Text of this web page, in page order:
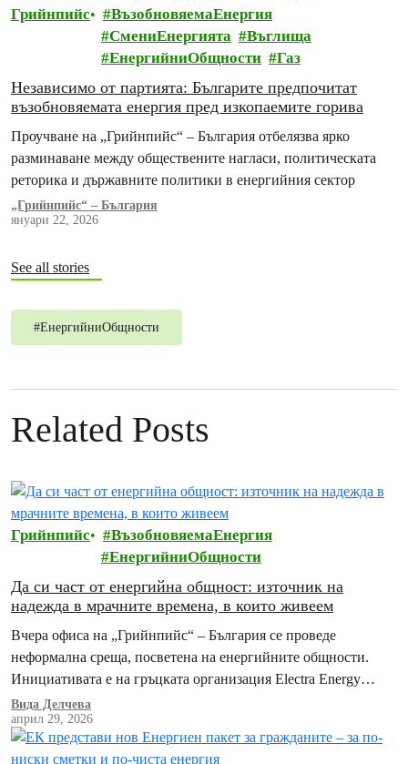
Грийнпийс
ВъзобновяемаЕнергия
СмениЕнергията
Въглища
ЕнергийниОбщности
Газ
Независимо от партията: Българите предпочитат
възобновяемата енергия пред изкопаемите горива
Проучване на „Грийнпийс“ – България отбелязва ярко
разминаване между обществените нагласи, политическата
реторика и държавните политики в енергийния сектор
„Грийнпийс“ – България
януари 22, 2026
See all stories
#ЕнергийниОбщности
Related Posts
Грийнпийс
ВъзобновяемаЕнергия
ЕнергийниОбщности
Да си част от енергийна общност: източник на
надежда в мрачните времена, в които живеем
Вчера офиса на „Грийнпийс“ – България се проведе
неформална среща, посветена на енергийните общности.
Инициативата е на гръцката организация Electra Energy
Cooperative съвместно с „Грийнпийс“ – България и
Енергийна агенция…
Вида Делчева
април 29, 2026